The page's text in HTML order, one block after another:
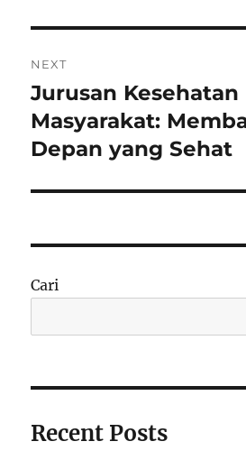
NEXT
Next
post:
Jurusan Kesehatan
Masyarakat:
Depan yang Sehat
Cari
Recent Posts